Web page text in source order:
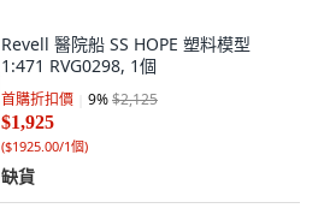
Revell 醫院船 SS HOPE 塑料模型
1:471 RVG0298, 1個
首購折扣價 9%$2,125
$1,925
($1925.00/1個)
缺貨